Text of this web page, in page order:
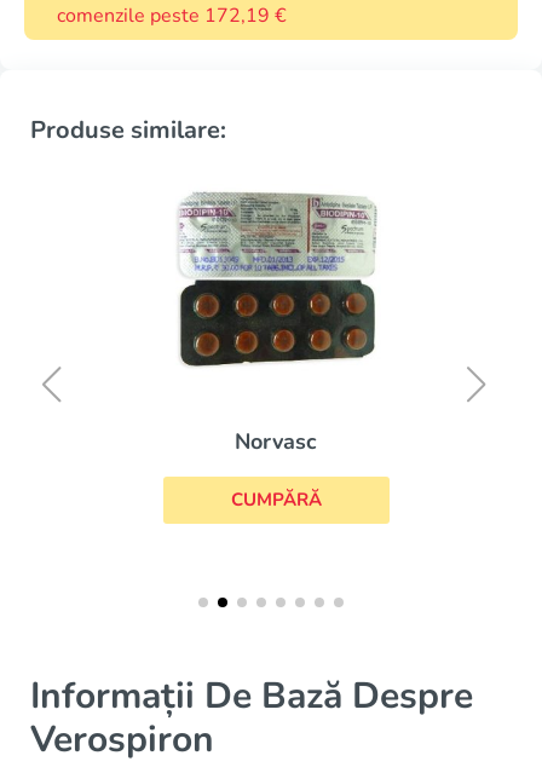
comenzile peste 172,19 €
Produse similare:
Norvasc
CUMPĂRĂ
Informații De Bază Despre
Verospiron